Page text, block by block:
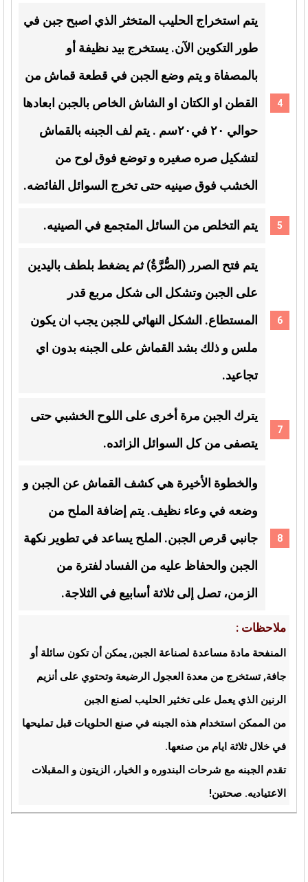
يتم استخراج الحليب المتخثر الذي اصبح جبن في
طور التكوين الآن. يستخرج بيد نظيفة أو
بالمصفاة و يتم وضع الجبن في قطعة قماش من
القطن او الكتان او الشاش الخاص بالجبن ابعادها
حوالي ٢٠ في٢٠سم . يتم لف الجبنه بالقماش
لتشكيل صره صغيره و توضع فوق لوح من
الخشب فوق صينيه حتى تخرج السوائل الفائضه.
يتم التخلص من السائل المتجمع في الصينيه.
يتم فتح الصرر (الصُّرَّةُ) ثم يضغط بلطف باليدين
على الجبن وتشكل الى شكل مربع قدر
المستطاع. الشكل النهائي للجبن يجب ان يكون
ملس و ذلك بشد القماش على الجبنه بدون اي
تجاعيد.
يترك الجبن مرة أخرى على اللوح الخشبي حتى
يتصفى من كل السوائل الزائده.
والخطوة الأخيرة هي كشف القماش عن الجبن و
وضعه في وعاء نظيف. يتم إضافة الملح من
جانبي قرص الجبن. الملح يساعد في تطوير نكهة
الجبن والحفاظ عليه من الفساد لفترة من
الزمن، تصل إلى ثلاثة أسابيع في الثلاجة.
ملاحظات :
المنفحة مادة مساعدة لصناعة الجبن, يمكن أن تكون سائلة أو
جافة, تستخرج من معدة العجول الرضيعة وتحتوي على أنزيم
الرنين الذي يعمل على تخثير الحليب لصنع الجبن
من الممكن استخدام هذه الجبنه في صنع الحلويات قبل تمليحها
في خلال ثلاثة ايام من صنعها.
تقدم الجبنه مع شرحات البندوره و الخيار، الزيتون و المقبلات
الاعتياديه. صحتين!